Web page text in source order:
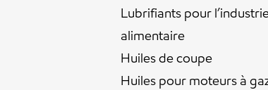
Lubrifiants pour
alimentaire
Huiles de coupe
Huiles pour moteurs à